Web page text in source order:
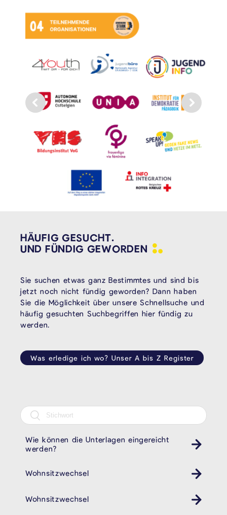
HÄUFIG GESUCHT.
UND FÜNDIG GEWORDEN
Sie suchen etwas ganz Bestimmtes und sind bis
jetzt noch nicht fündig geworden? Dann haben
Sie die Möglichkeit über unsere Schnellsuche und
häufig gesuchten Suchbegriffen hier fündig zu
werden.
Was erledige ich wo? Unser A bis Z Register
Wie können die Unterlagen eingereicht
werden?
Wohnsitzwechsel
Wohnsitzwechsel